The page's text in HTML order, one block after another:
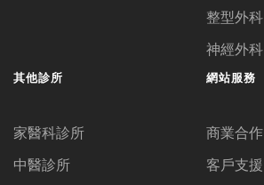
整型外科
神經外科
其他診所
家醫科診所
中醫診所
網站服務
商業合作
客戶支援